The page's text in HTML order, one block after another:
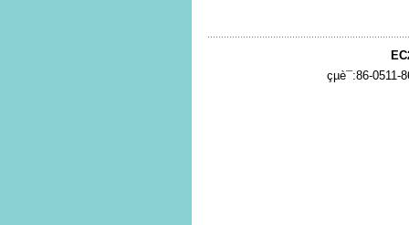
çµè¯:86-